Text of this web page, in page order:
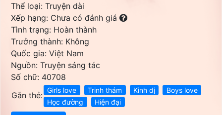
Thể loại: Truyện dài
Xếp hạng: Chưa có đánh giá
Tình trạng: Hoàn thành
Trưởng thành: Không
Quốc gia: Việt Nam
Nguồn: Truyện sáng tác
Số chữ: 40708
Gắn thẻ:
Girls love Trinh thám Kinh dị
Boys love
Học đường
Hiện đại